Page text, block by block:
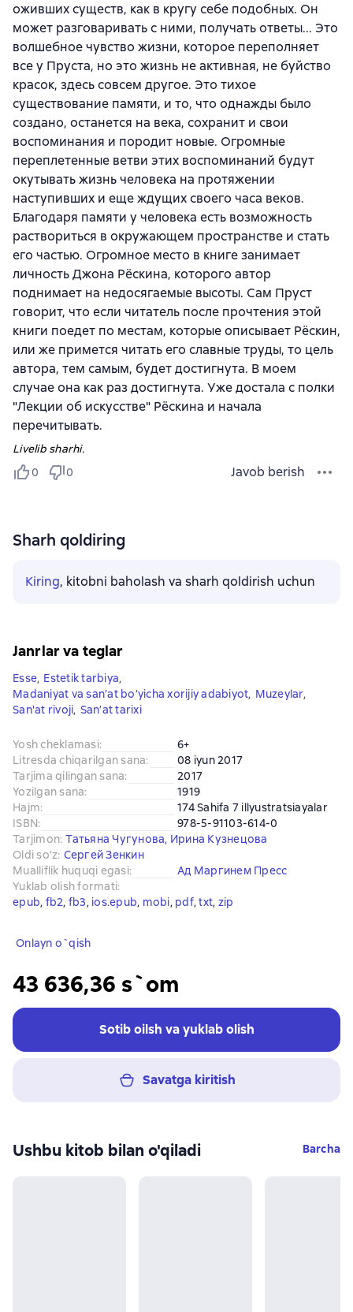
оживших существ, как в кругу себе подобных. Он
может разговаривать с ними, получать ответы... Это
волшебное чувство жизни, которое переполняет
все у Пруста, но это жизнь не активная, не буйство
красок, здесь совсем другое. Это тихое
существование памяти, и то, что однажды было
создано, останется на века, сохранит и свои
воспоминания и породит новые. Огромные
переплетенные ветви этих воспоминаний будут
окутывать жизнь человека на протяжении
наступивших и еще ждущих своего часа веков.
Благодаря памяти у человека есть возможность
раствориться в окружающем пространстве и стать
его частью. Огромное место в книге занимает
личность Джона Рёскина, которого автор
поднимает на недосягаемые высоты. Сам Пруст
говорит, что если читатель после прочтения этой
книги поедет по местам, которые описывает Рёскин,
или же примется читать его славные труды, то цель
автора, тем самым, будет достигнута. В моем
случае она как раз достигнута. Уже достала с полки
"Лекции об искусстве" Рёскина и начала
перечитывать.
Livelib sharhi.
0
0 Javob berish
Sharh qoldiring
Kiring, kitobni baholash va sharh qoldirish uchun
Janrlar va teglar
Esse, Estetik tarbiya,
Madaniyat va san’at bo’yicha xorijiy adabiyot, Muzeylar,
San'at rivoji, San’at tarixi
Yosh cheklamasi:
6+
Litresda chiqarilgan sana:
08 iyun 2017
Tarjima qilingan sana:
2017
Yozilgan sana:
1919
Hajm:
174 Sahifa 7 illyustratsiayalar
ISBN:
978-5-91103-614-0
Tarjimon: Татьяна Чугунова, Ирина Кузнецова
Oldi so'z: Сергей Зенкин
Mualliflik huquqi egasi:
Ад Маргинем Пресс
Yuklab olish formati:
epub, fb2, fb3, ios.epub, mobi, pdf, txt, zip
Onlayn o`qish
43 636,36 s`om
Sotib oilsh va yuklab olish
Savatga kiritish
Ushbu kitob bilan o'qiladi Barcha